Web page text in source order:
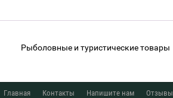
Рыболовные и туристические товары
Главная Контакты Напишите нам Отзывы